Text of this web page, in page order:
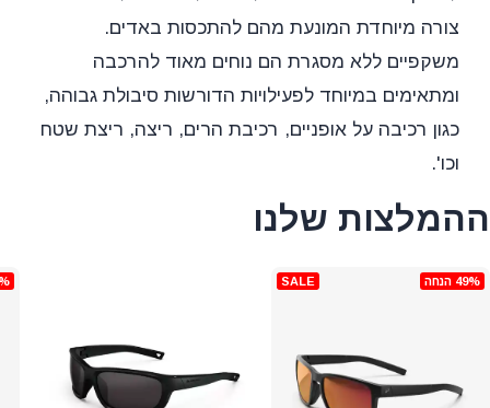
צורה מיוחדת המונעת מהם להתכסות באדים.
משקפיים ללא מסגרת הם נוחים מאוד להרכבה
ומתאימים במיוחד לפעילויות הדורשות סיבולת גבוהה,
כגון רכיבה על אופניים, רכיבת הרים, ריצה, ריצת שטח
וכו'.
ההמלצות שלנו
SALE 49% הנחה